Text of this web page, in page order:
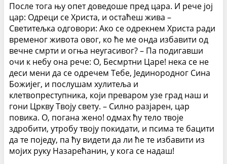
После тога њу опет доведоше пред цара. И рече јој
цар: Одреци се Христа, и остаћеш жива –
Светитељка одговори: Ако се одрекнем Христа ради
временог живота овог, ко ће ме онда избавити од
вечне смрти и огња неугасивог? – Па подигавши
очи к небу она рече: О, Бесмртни Царе! нека се не
деси мени да се одречем Тебе, Јединородног Сина
Божијег, и послушам хулитеља и
клетвопреступника, који преваром узе град наш и
гони Цркву Твоју свету. – Силно разјарен, цар
повика. О, погана жено! одмах ћу тело твоје
здробити, утробу твоју покидати, и псима те бацити
да те поједу, па ћу видети да ли ће те избавити из
мојих руку Назарећанин, у кога се надаш!